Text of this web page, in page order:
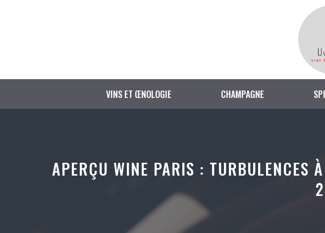
VINS ET ŒNOLOGIE CHAMPAGNE
APERÇU WINE PARIS : TURBULENCES